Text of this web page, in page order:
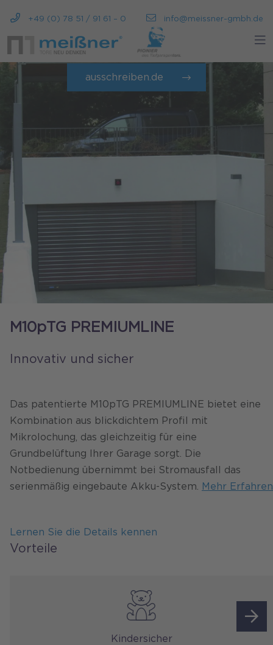
+49 (0) 78 51 / 91 61 – 0 info@meissner-gmbh.de
ausschreiben.de
M10pTG PREMIUMLINE
Innovativ und sicher
Das patentierte M10pTG PREMIUMLINE bietet eine
Kombination aus blickdichtem Profil mit
Mikrolochung, das gleichzeitig für eine
Grundbelüftung Ihrer Garage sorgt. Die
Notbedienung übernimmt bei Stromausfall das
serienmäßig eingebaute Akku-System. Mehr Erfahren
Lernen Sie die Details kennen
Vorteile
Kindersicher